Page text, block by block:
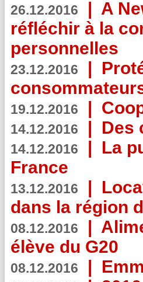
26.12.2016 | A
réfléchir à la
personnelles
23.12.2016 |
19.12.2016 |
14.12.2016 | Des
14.12.2016 | La
France
13.12.2016 |
dans la région
08.12.2016 |
élève du G20
08.12.2016 |